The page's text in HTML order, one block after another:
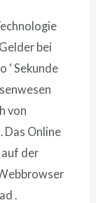
bei
‘ Sekunde
von
Das Online
auf der
.